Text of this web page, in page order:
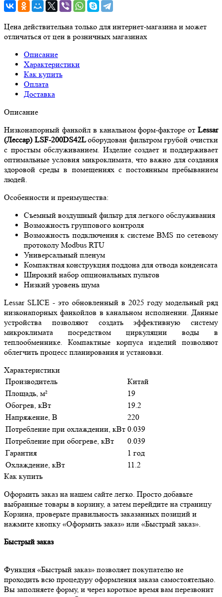
Цена действительна только для интернет-магазина и может
отличаться от цен в розничных магазинах
Описание
Характеристики
Как купить
Оплата
Доставка
Описание
Низконапорный фанкойл в канальном форм-факторе от Lessar
(Лессар) LSF-200DS42Lоборудован фильтром грубой очистки
с простым обслуживанием. Изделие создает и поддерживает
оптимальные условия микроклимата, что важно для создания
здоровой среды в помещениях с постоянным пребыванием
людей.
Особенности и преимущества:
Съемный воздушный фильтр для легкого обслуживания
Возможность группового контроля
Возможность подключения к системе BMS по сетевому
протоколу Modbus RTU
Универсальный пленум
Компактная конструкция поддона для отвода конденсата
Широкий набор опциональных пультов
Низкий уровень шума
Lessar SLICE - это обновленный в 2025 году модельный ряд
низконапорных фанкойлов в канальном исполнении. Данные
устройства позволяют создать эффективную систему
микроклимата посредством циркуляции воды в
теплообменнике. Компактные корпуса изделий позволяют
облегчить процесс планирования и установки.
Характеристики
Производитель
Китай
Площадь, м²
19
Обогрев, кВт
19.2
Напряжение, В
220
Потребление при охлаждении, кВт 0.039
Потребление при обогреве, кВт
0.039
Гарантия
1 год
Охлаждение, кВт
11.2
Как купить
Оформить заказ на нашем сайте легко. Просто добавьте
выбранные товары в корзину, а затем перейдите на страницу
Корзина, проверьте правильность заказанных позиций и
нажмите кнопку «Оформить заказ» или «Быстрый заказ».
Быстрый заказ
Функция «Быстрый заказ» позволяет покупателю не
проходить всю процедуру оформления заказа самостоятельно.
Вы заполняете форму, и через короткое время вам перезвонит